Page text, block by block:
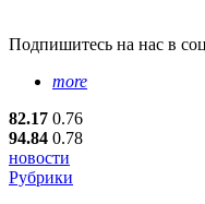
Подпишитесь на нас в
more
82.17 0.76
94.84 0.78
новости
Рубрики